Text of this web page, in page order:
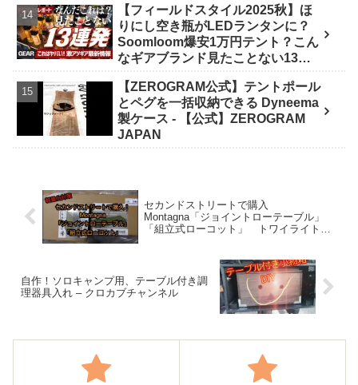
リー 選び方》 - ｺﾝﾊﾟｸﾄｷﾞｱ紹介★バ
イク野営部
【フィールドスタイル2025秋】ほ
りにし空き瓶がLEDランタンに？
Soomloom爆安1万円テント？こん
なギアブランド見たことない13連
Outdoor News24
【ZEROGRAM公式】テントポール
とペグを一括収納できる Dyneema
製ケース - 【公式】ZEROGRAM
JAPAN
セカンドストリートで購入
Montagna「ジョイントローテーブル」
「組立式ローコット」 トワイライトキ
自作！ソロキャンプ用、テーブル付き調
理器具入れ – クロカブチャンネル